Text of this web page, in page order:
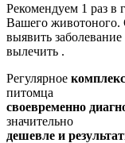
Рекомендуем 1 раз в
Вашего животоного.
выявить
вылечить .
Регулярное
питомца
своевременно
значительно
дешевле и